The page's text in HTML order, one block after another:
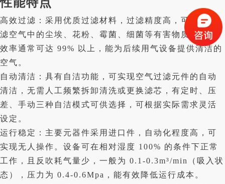
性能特点
高效过滤：采用优质过滤材料，过滤精度高，可有效过
滤空气中的尘埃、花粉、霉菌、细菌等有害物质，过滤
效率通常可达 99% 以上，能为后续用气设备提供清洁的
空气。
自动清洁：具有自洁功能，可实现空气过滤元件的自动
清洁，无需人工频繁拆卸清洗或更换滤芯，有定时、压
差、手动三种自洁模式可供选择，可根据实际需求灵活
设定。
运行稳定：主要元器件采用进口件，自动化程度高，可
实现无人操作。设备可在相对湿度 100% 的条件下正常
工作，且反吹耗气量少，一般为 0.1-0.3m³/min（吸入状
态），压力为 0.4-0.6Mpa，能有效降低运行成本。